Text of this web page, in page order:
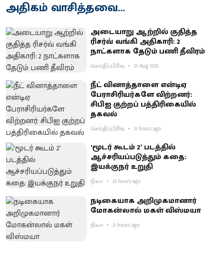
அதிகம் வாசித்தவை...
அடையாறு ஆற்றில் குதித்த
ரிசர்வ் வங்கி அதிகாரி: 2
நாட்களாக தேடும் பணி தீவிரம்
செய்திப்பிரிவு 07 Aug 2026
நீட் வினாத்தாளை என்டிஏ
பேராசிரியர்களே விற்றனர்:
சிபிஐ குற்றப் பத்திரிகையில்
தகவல்
செய்திப்பிரிவு 21 hours ago
‘மூடர் கூடம் 2’ படத்தில்
ஆச்சரியப்படுத்​தும் கதை:
இயக்குநர் உறுதி
நிலா 20 hours ago
நடிகையாக அறிமுகமானார்
மோகன்லால் மகள் விஸ்மயா
நிலா 21 hours ago